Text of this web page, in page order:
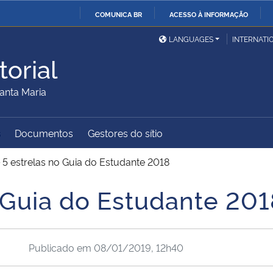
COMUNICA BR ACESSO À INFORMAÇÃO
Ministério da Defesa
Ministério das Relações
Exteriores
Ministério da Cidadania
Ministério do
Desenvolvimento Regional
Controladoria-Geral da
União
Advocacia-Geral da União Banco Central do Brasil
LANGUAGES
Maria
Documentos Gestores do sítio
5 estrelas no Guia do Estudante 2018
do Estudante
Publicado em 08/01/2019, 12h40